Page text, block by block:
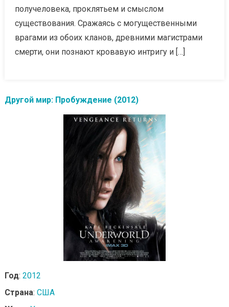
получеловека, проклятьем и смыслом
существования. Сражаясь с могущественными
врагами из обоих кланов, древними магистрами
смерти, они познают кровавую интригу и […]
Другой мир: Пробуждение (2012)
Год: 2012
Страна: США